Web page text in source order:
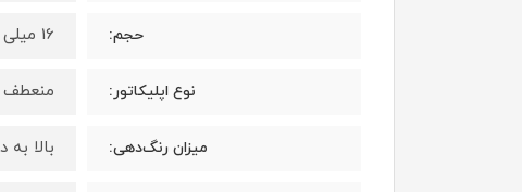
حجم: 16 میلی لیتر
نوع اپلیکاتور: منعطف
میزان رنگ‌دهی: بالا